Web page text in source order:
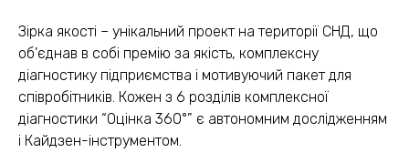
Зірка якості – унікальний проект на території СНД, що
об’єднав в собі премію за якість, комплексну
діагностику підприємства і мотивуючий пакет для
співробітників. Кожен з 6 розділів комплексної
діагностики “Оцінка 360°” є автономним дослідженням
і Кайдзен-інструментом.